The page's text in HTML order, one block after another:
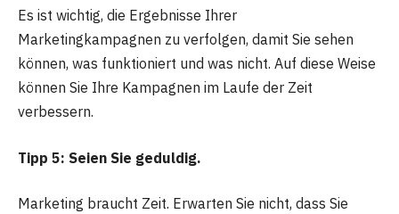
Es ist wichtig, die Ergebnisse Ihrer
Marketingkampagnen zu verfolgen, damit Sie sehen
können, was funktioniert und was nicht. Auf diese Weise
können Sie Ihre Kampagnen im Laufe der Zeit
verbessern.
Tipp 5: Seien Sie geduldig.
Marketing braucht Zeit. Erwarten Sie nicht, dass Sie